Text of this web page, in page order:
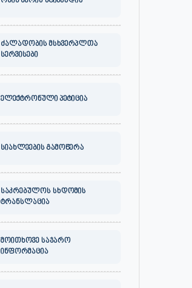
ძალადობის მსხვერპლთა
სერვისები
ელექტრონული პეტიცია
სიახლეების გამოწერა
საკრებულოს სხდომის
ტრანსლაცია
მოითხოვე საჯარო
ინფორმაცია